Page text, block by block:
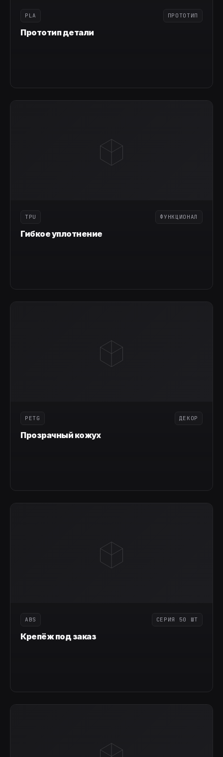
PLA ПРОТОТИП
Прототип детали
TPU ФУНКЦИОНАЛ
Гибкое уплотнение
PETG ДЕКОР
Прозрачный кожух
ABS СЕРИЯ 50 ШТ
Крепёж под заказ